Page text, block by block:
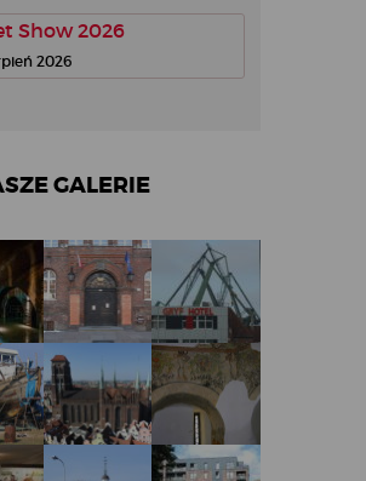
Show 2026
2026
GALERIE